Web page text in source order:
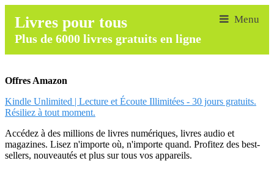
Livres pour tous
Plus de 6000 livres gratuits en ligne
Offres Amazon
Kindle Unlimited | Lecture et Écoute Illimitées - 30 jours gratuits.
Résiliez à tout moment.
Accédez à des millions de livres numériques, livres audio et
magazines. Lisez n'importe où, n'importe quand. Profitez des best-
sellers, nouveautés et plus sur tous vos appareils.